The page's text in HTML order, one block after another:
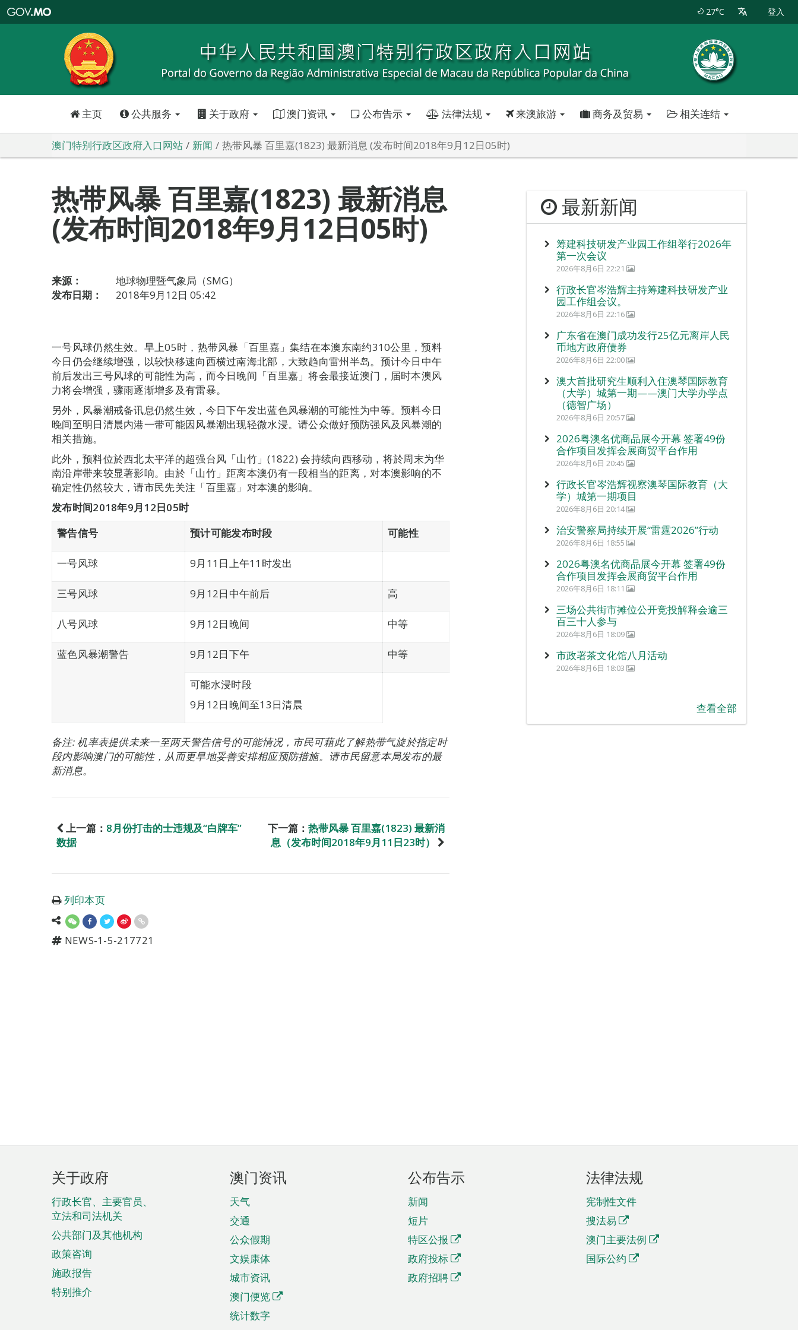
特
政
区
政
口
27°C 登入
主页 公共服务 关于政府 澳门资讯 公布告示 法律法规 来澳旅游 商务及贸易 相关连结
澳门特别行政区政府入口网站 新闻 热带风暴 百里嘉(1823) 最新消息 (发布时间2018年9月12日05时)
热带风暴 百里嘉(1823) 最新消息
(发布时间2018年9月12日05时)
来源：
地球物理暨气象局（SMG）
发布日期：
2018年9月12日 05:42
一号风球仍然生效。早上05时，热带风暴「百里嘉」集结在本澳东南约310公里，预料
今日仍会继续增强，以较快移速向西横过南海北部，大致趋向雷州半岛。预计今日中午
前后发出三号风球的可能性为高，而今日晚间「百里嘉」将会最接近澳门，届时本澳风
力将会增强，骤雨逐渐增多及有雷暴。
另外，风暴潮戒备讯息仍然生效，今日下午发出蓝色风暴潮的可能性为中等。预料今日
晚间至明日清晨内港一带可能因风暴潮出现轻微水浸。请公众做好预防强风及风暴潮的
相关措施。
此外，预料位於西北太平洋的超强台风「山竹」(1822) 会持续向西移动，将於周末为华
南沿岸带来较显著影响。由於「山竹」距离本澳仍有一段相当的距离，对本澳影响的不
确定性仍然较大，请市民先关注「百里嘉」对本澳的影响。
发布时间2018年9月 12日05时
警告信号
预计可能发布时段 可能性
一号风球 9月11日上午11时发出
三号风球 9月12日中午前后 高
八号风球 9月12日晚间 中等
蓝色风暴潮警告 9月12日下午 中等
可能水浸时段
9月12日晚间至13日清晨
备注: 机率表提供未来一至两天警告信号的可能情况，市民可藉此了解热带气旋於指定时
段内影响澳门的可能性，从而更早地妥善安排相应预防措施。请市民留意本局发布的最
新消息。
上一篇： 8月份打击的士违规及“白牌车”
数据
下一篇： 热带风暴 百里嘉(1823) 最新消
息（发布时间2018年9月11日23时）
列印本页
NEWS-1-5-217721
最新新闻
筹建科技研发产业园工作组举行2026年
第一次会议
2026年8月6日 22:21
行政长官岑浩辉主持筹建科技研发产业
园工作组会议。
2026年8月6日 22:16
广东省在澳门成功发行25亿元离岸人民
币地方政府债券
2026年8月6日 22:00
澳大首批研究生顺利入住澳琴国际教育
（大学）城第一期——澳门大学办学点
（德智广场）
2026年8月6日 20:57
2026粤澳名优商品展今开幕 签署49份
合作项目发挥会展商贸平台作用
2026年8月6日 20:45
行政长官岑浩辉视察澳琴国际教育（大
学）城第一期项目
2026年8月6日 20:14
治安警察局持续开展“雷霆2026”行动
2026年8月6日 18:55
2026粤澳名优商品展今开幕 签署49份
合作项目发挥会展商贸平台作用
2026年8月6日 18:11
三场公共街市摊位公开竞投解释会逾三
百三十人参与
2026年8月6日 18:09
市政署茶文化馆八月活动
2026年8月6日 18:03
查看全部
页
脚
菜
单
关于政府
行政长官、主要官员、
立法和司法机关
公共部门及其他机构
政策咨询
施政报告
特别推介
澳门资讯
天气
交通
公众假期
文娱康体
城市资讯
澳门便览
统计数字
公布告示
新闻
短片
特区公报
政府投标
政府招聘
法律法规
宪制性文件
搜法易
澳门主要法例
国际公约